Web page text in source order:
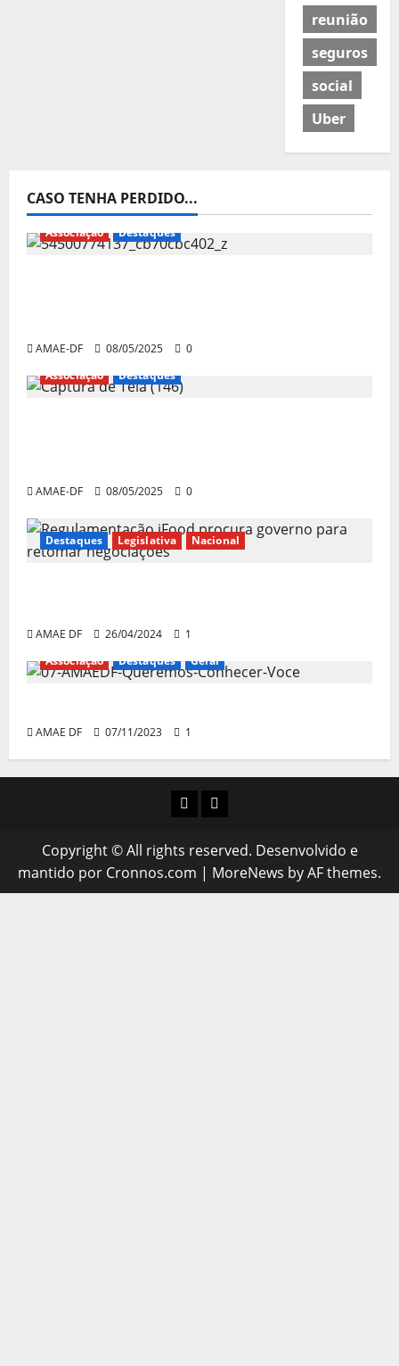
reunião
seguros
social
Uber
CASO TENHA PERDIDO...
Associação Destaques
AMAE-DF 08/05/2025
0
Associação
Destaques
AMAE-DF 08/05/2025 0
Destaques Legislativa Nacional
AMAE DF 26/04/2024
1
Associação
Destaques Geral
AMAE DF 07/11/2023 1
INSTAGRAM
WHATSAPP
Copyright © All rights reserved. Desenvolvido e
mantido por Cronnos.com | MoreNews by AF themes.